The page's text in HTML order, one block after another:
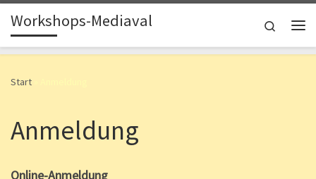
Zum Inhalt springen
Workshops-Mediaval
Search
Start
Anmeldung
Online-Anmeldung